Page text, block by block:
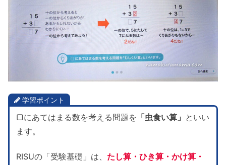
学習ポイント
▢にあてはまる数を考える問題を 「虫食い算」 といい
ます。
RISUの「受験基礎」は、 たし算・ひき算・かけ算・